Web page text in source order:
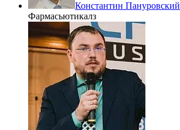
Константин Пануровский
Фармасьютикалз